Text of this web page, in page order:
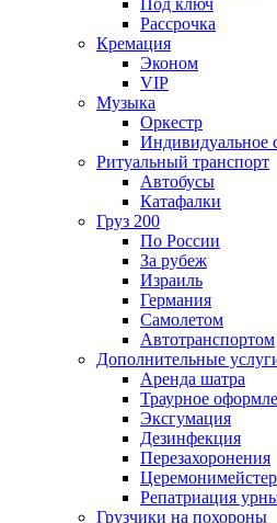
Под ключ
Рассрочка
Кремация
Эконом
VIP
Музыка
Оркестр
Индивидуальное
Ритуальный транспорт
Автобусы
Катафалки
Груз 200
По России
За рубеж
Израиль
Германия
Самолетом
Автотранспортом
Дополнительные
Аренда шатра
Траурное
Эксгумация
Дезинфекция
Перезахоронения
Церемонимейстер
Репатриация
Грузчики на похороны